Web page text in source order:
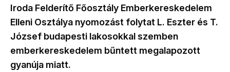
Iroda Felderítő Főosztály Emberkereskedelem
Elleni Osztálya nyomozást folytat L. Eszter és T.
József budapesti lakosokkal szemben
emberkereskedelem bűntett megalapozott
gyanúja miatt.